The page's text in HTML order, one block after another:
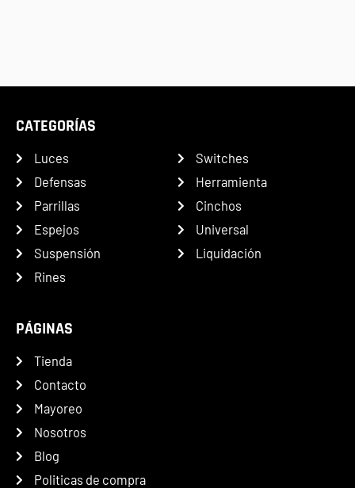
CATEGORÍAS
Luces
Defensas
Parrillas
Espejos
Suspensión
Rines
Switches
Herramienta
Cinchos
Universal
Liquidación
PÁGINAS
Tienda
Contacto
Mayoreo
Nosotros
Blog
Politicas de compra